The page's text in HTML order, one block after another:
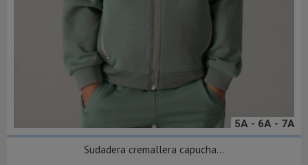
5A - 6A - 7A
Sudadera cremallera capucha...